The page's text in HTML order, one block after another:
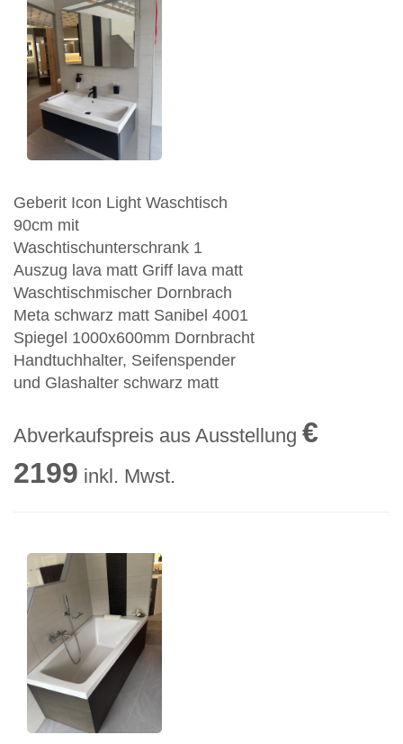
Geberit Icon Light Waschtisch
90cm mit
Waschtischunterschrank 1
Auszug lava matt Griff lava matt
Waschtischmischer Dornbrach
Meta schwarz matt Sanibel 4001
Spiegel 1000x600mm Dornbracht
Handtuchhalter, Seifenspender
und Glashalter schwarz matt
Abverkaufspreis aus Ausstellung €
2199 inkl. Mwst.